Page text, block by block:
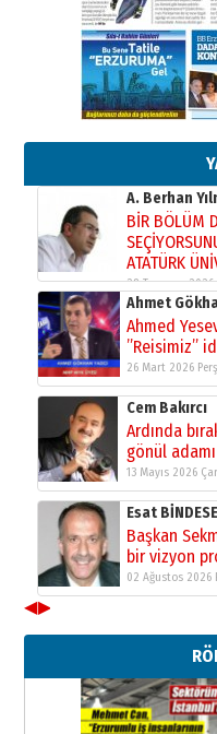
Murat
çıtayı
çekmemeli!
17 Şubat 2026 SalıOrhan
Bir fotoğraf,
gazeteci…
A. Berhan
BİR BÖLÜM
ATATÜRK
28 Temmuz 2026
Ahmet
Ahmed
”Reisimiz”
26 Mart 2026
Cem Bakırcı
Ardında
gönül
13 Mayıs 2026
Esat
Başkan
bir vizyon
02 Ağustos 2026
29 Haziran 2026
Kenan
◀▶